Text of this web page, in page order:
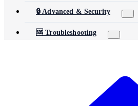
🔒 Advanced & Security
🆘 Troubleshooting